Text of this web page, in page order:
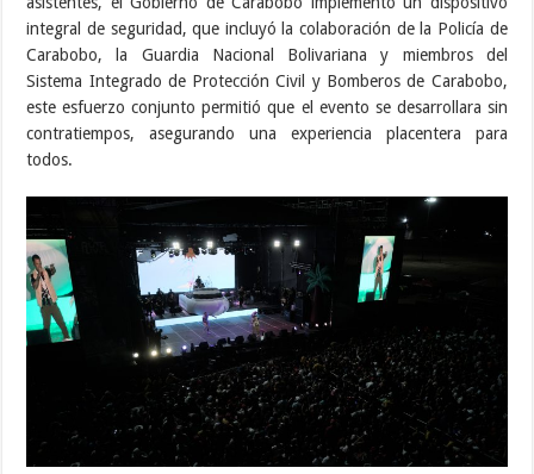
integral de seguridad, que incluyó la colaboración de la Policía de
Carabobo, la Guardia Nacional Bolivariana y miembros del
Sistema Integrado de Protección Civil y Bomberos de Carabobo,
este esfuerzo conjunto permitió que el evento se desarrollara sin
contratiempos, asegurando una experiencia placentera para
todos.